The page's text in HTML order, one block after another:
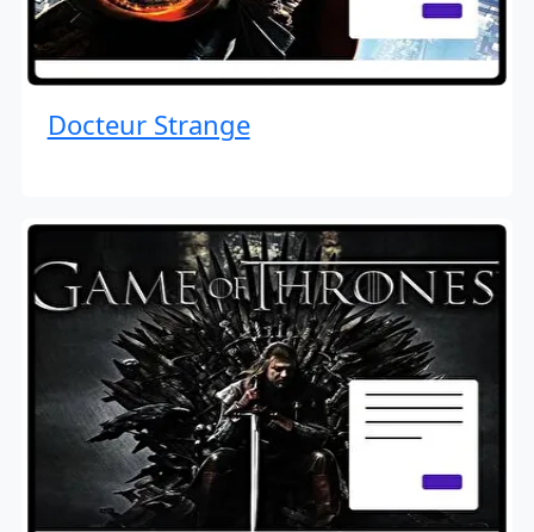
Docteur Strange